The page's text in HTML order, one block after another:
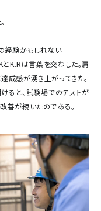
経験かもしれない」
K.Rは言葉を交わした。肩
成感が湧き上がってきた。
ると、試験場でのテストが
善が続いたのである。